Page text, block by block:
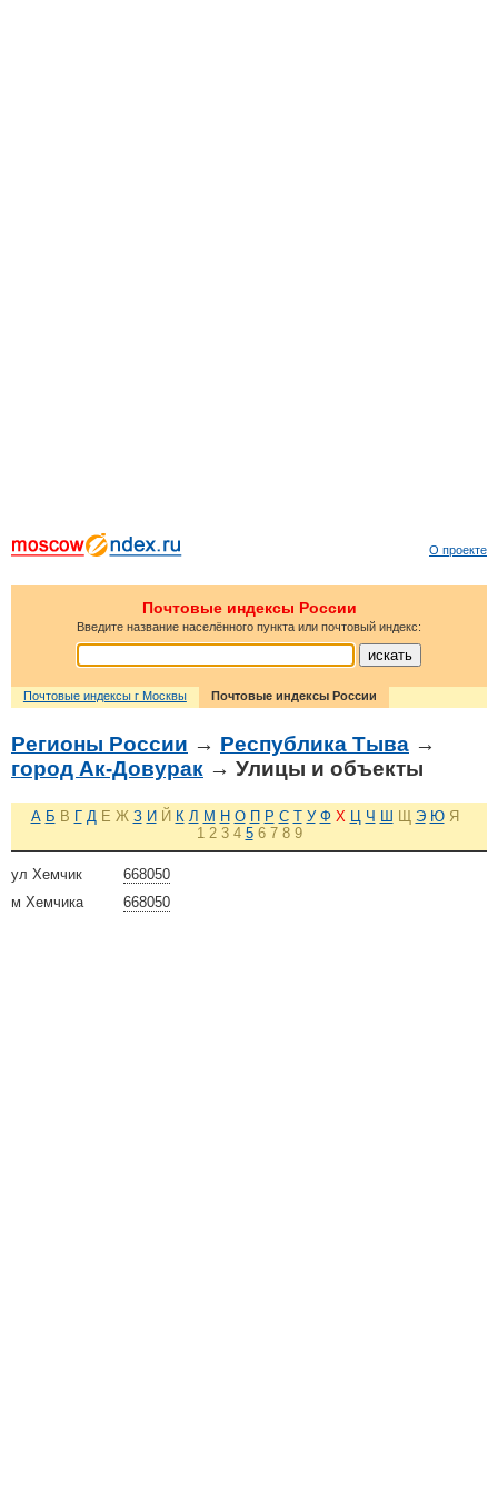
О проекте
Почтовые индексы России
Введите название населённого пункта или почтовый индекс:
Почтовые индексы г Москвы Почтовые индексы России
Регионы России → Республика Тыва →
город Ак-Довурак → Улицы и объекты
А Б В Г Д Е Ж З И Й К Л М Н О П Р С Т У Ф Х Ц Ч Ш Щ Э Ю Я
1 2 3 4 5 6 7 8 9
668050
ул Хемчик
668050
м Хемчика